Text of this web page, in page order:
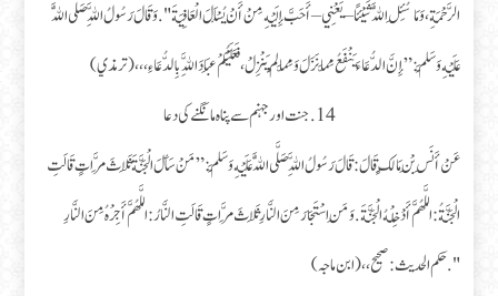
الرَّحْمَةِ، وَمَا سُئِلَ اللَّهُ شَيْئًا – يَعْنِي – أَحَبَّ إِلَيْهِ مِنْ أَنْ يُسْأَلَ الْعَافِيَةَ ". وَقَالَ رَسُولُ اللَّهِ صَلَّى اللَّهُ
عَلَيْهِ وَسَلَّمَ : ” إِنَّ الدُّعَاءَ يَنْفَعُ مِمَّا نَزَلَ وَمِمَّا لَمْ يَنْزِلْ، فَعَلَيْكُمْ عِبَادَ اللَّهِ بِالدُّعَاءِ ،،، (ترمذي)
14.جنت اور جہنم سے پناہ مانگنے کی دعا
عَنْ أَنَسِ بْنِ مَالِكٍ قَالَ : قَالَ رَسُولُ اللَّهِ صَلَّى اللَّهُ عَلَيْهِ وَسَلَّمَ : ” مَنْ سَأَلَ الْجَنَّةَ ثَلَاثَ مَرَّاتٍ قَالَتِ
الْجَنَّةُ : اللَّهُمَّ أَدْخِلْهُ الْجَنَّةَ. وَمَنِ اسْتَجَارَ مِنَ النَّارِ ثَلَاثَ مَرَّاتٍ قَالَتِ النَّارُ : اللَّهُمَّ أَجِرْهُ مِنَ النَّارِ
".حكم الحديث: صحيح،، (ابن ماجہ)